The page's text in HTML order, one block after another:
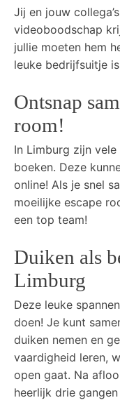
Jij en jouw
videoboodschap
jullie moeten hem
leuke bedrijfsuitje
Ontsnap
room!
In Limburg zijn
boeken. Deze
online! Als je snel
moeilijke escape
een top team!
Duiken als
Limburg
Deze leuke
doen! Je kunt
duiken nemen en
vaardigheid leren,
open gaat. Na
heerlijk drie